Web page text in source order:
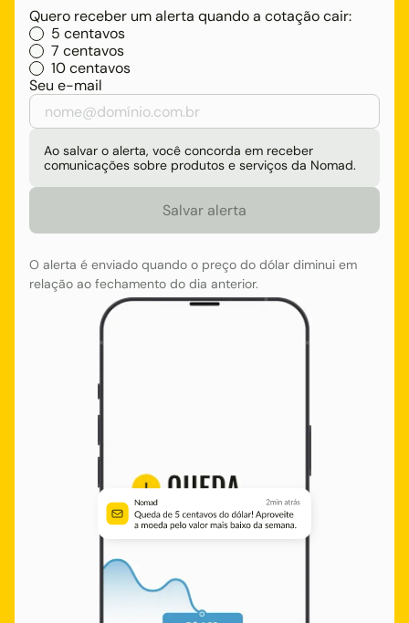
Quero receber um alerta quando a cotação cair:
5 centavos
7 centavos
10 centavos
Seu e-mail
Ao salvar o alerta, você concorda em receber
comunicações sobre produtos e serviços da Nomad.
O alerta é enviado quando o preço do dólar diminui em
relação ao fechamento do dia anterior.